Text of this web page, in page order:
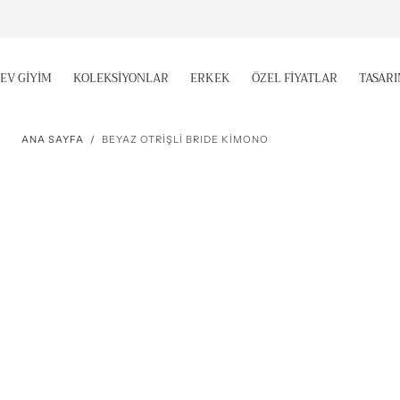
EV GİYİM KOLEKSİYONLAR ERKEK ÖZEL FİYATLAR
ANA SAYFA / BEYAZ OTRİŞLİ BRIDE KİMONO